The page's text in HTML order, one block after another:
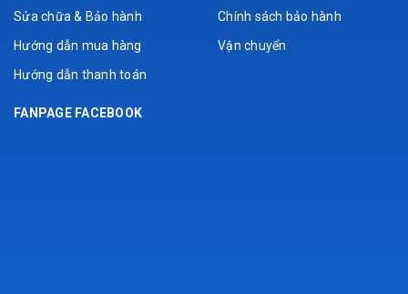
Sửa chữa & Bảo hành
Hướng dẫn mua hàng
Hướng dẫn thanh toán
Chính sách bảo hành
Vận chuyển
FANPAGE FACEBOOK